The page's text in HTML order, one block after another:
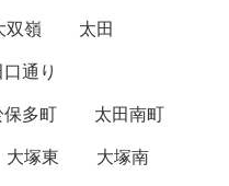
双嶺
太田
通り
保多町
太田南町
大塚東
大塚南